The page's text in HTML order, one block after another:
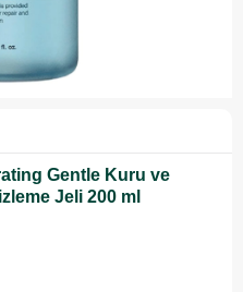
Gentle Kuru ve
Jeli 200 ml